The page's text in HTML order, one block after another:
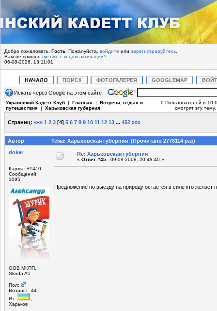
Добро пожаловать, Гость . Пожалуйста, войдите или зарегистрируйтесь
Вам не пришло письмо с кодом активации?
06-08-2026, 13:11:01
НАЧАЛО ПОИСК ФОТОГАЛЕРЕЯ GOOGLEMAP
Искать через Google на этом сайте
Украинский Кадетт Клуб | Главная | Встречи, отдых и
путешествия | Харьковская губерния
0 Пользователей и 10
смотрят эту тему.
Страниц: ««« 1 2 3 [4] 5 6 7 8 9 10 11 12 13 ... 452 »»»
Автор
Тема: Харьковская губерния (Прочитано 2778114 раз)
doker
Карма: +14/-0
Сообщений:
1095
OOB МКПП,
Skoda A5
Пол:
Возраст: 44
Из:
Харьков
Re: Харьковская губерния
« Ответ #45 : 09-09-2008, 20:48:40 »
Предложение по выезду на природу остается в силе кто желает